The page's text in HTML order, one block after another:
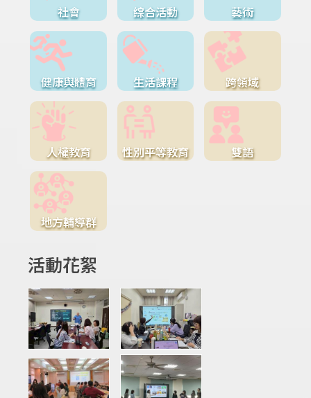
社會 綜合活動 藝術
健康與體育 生活課程 跨領域
人權教育 性別平等教育 雙語
地方輔導群
活動花絮